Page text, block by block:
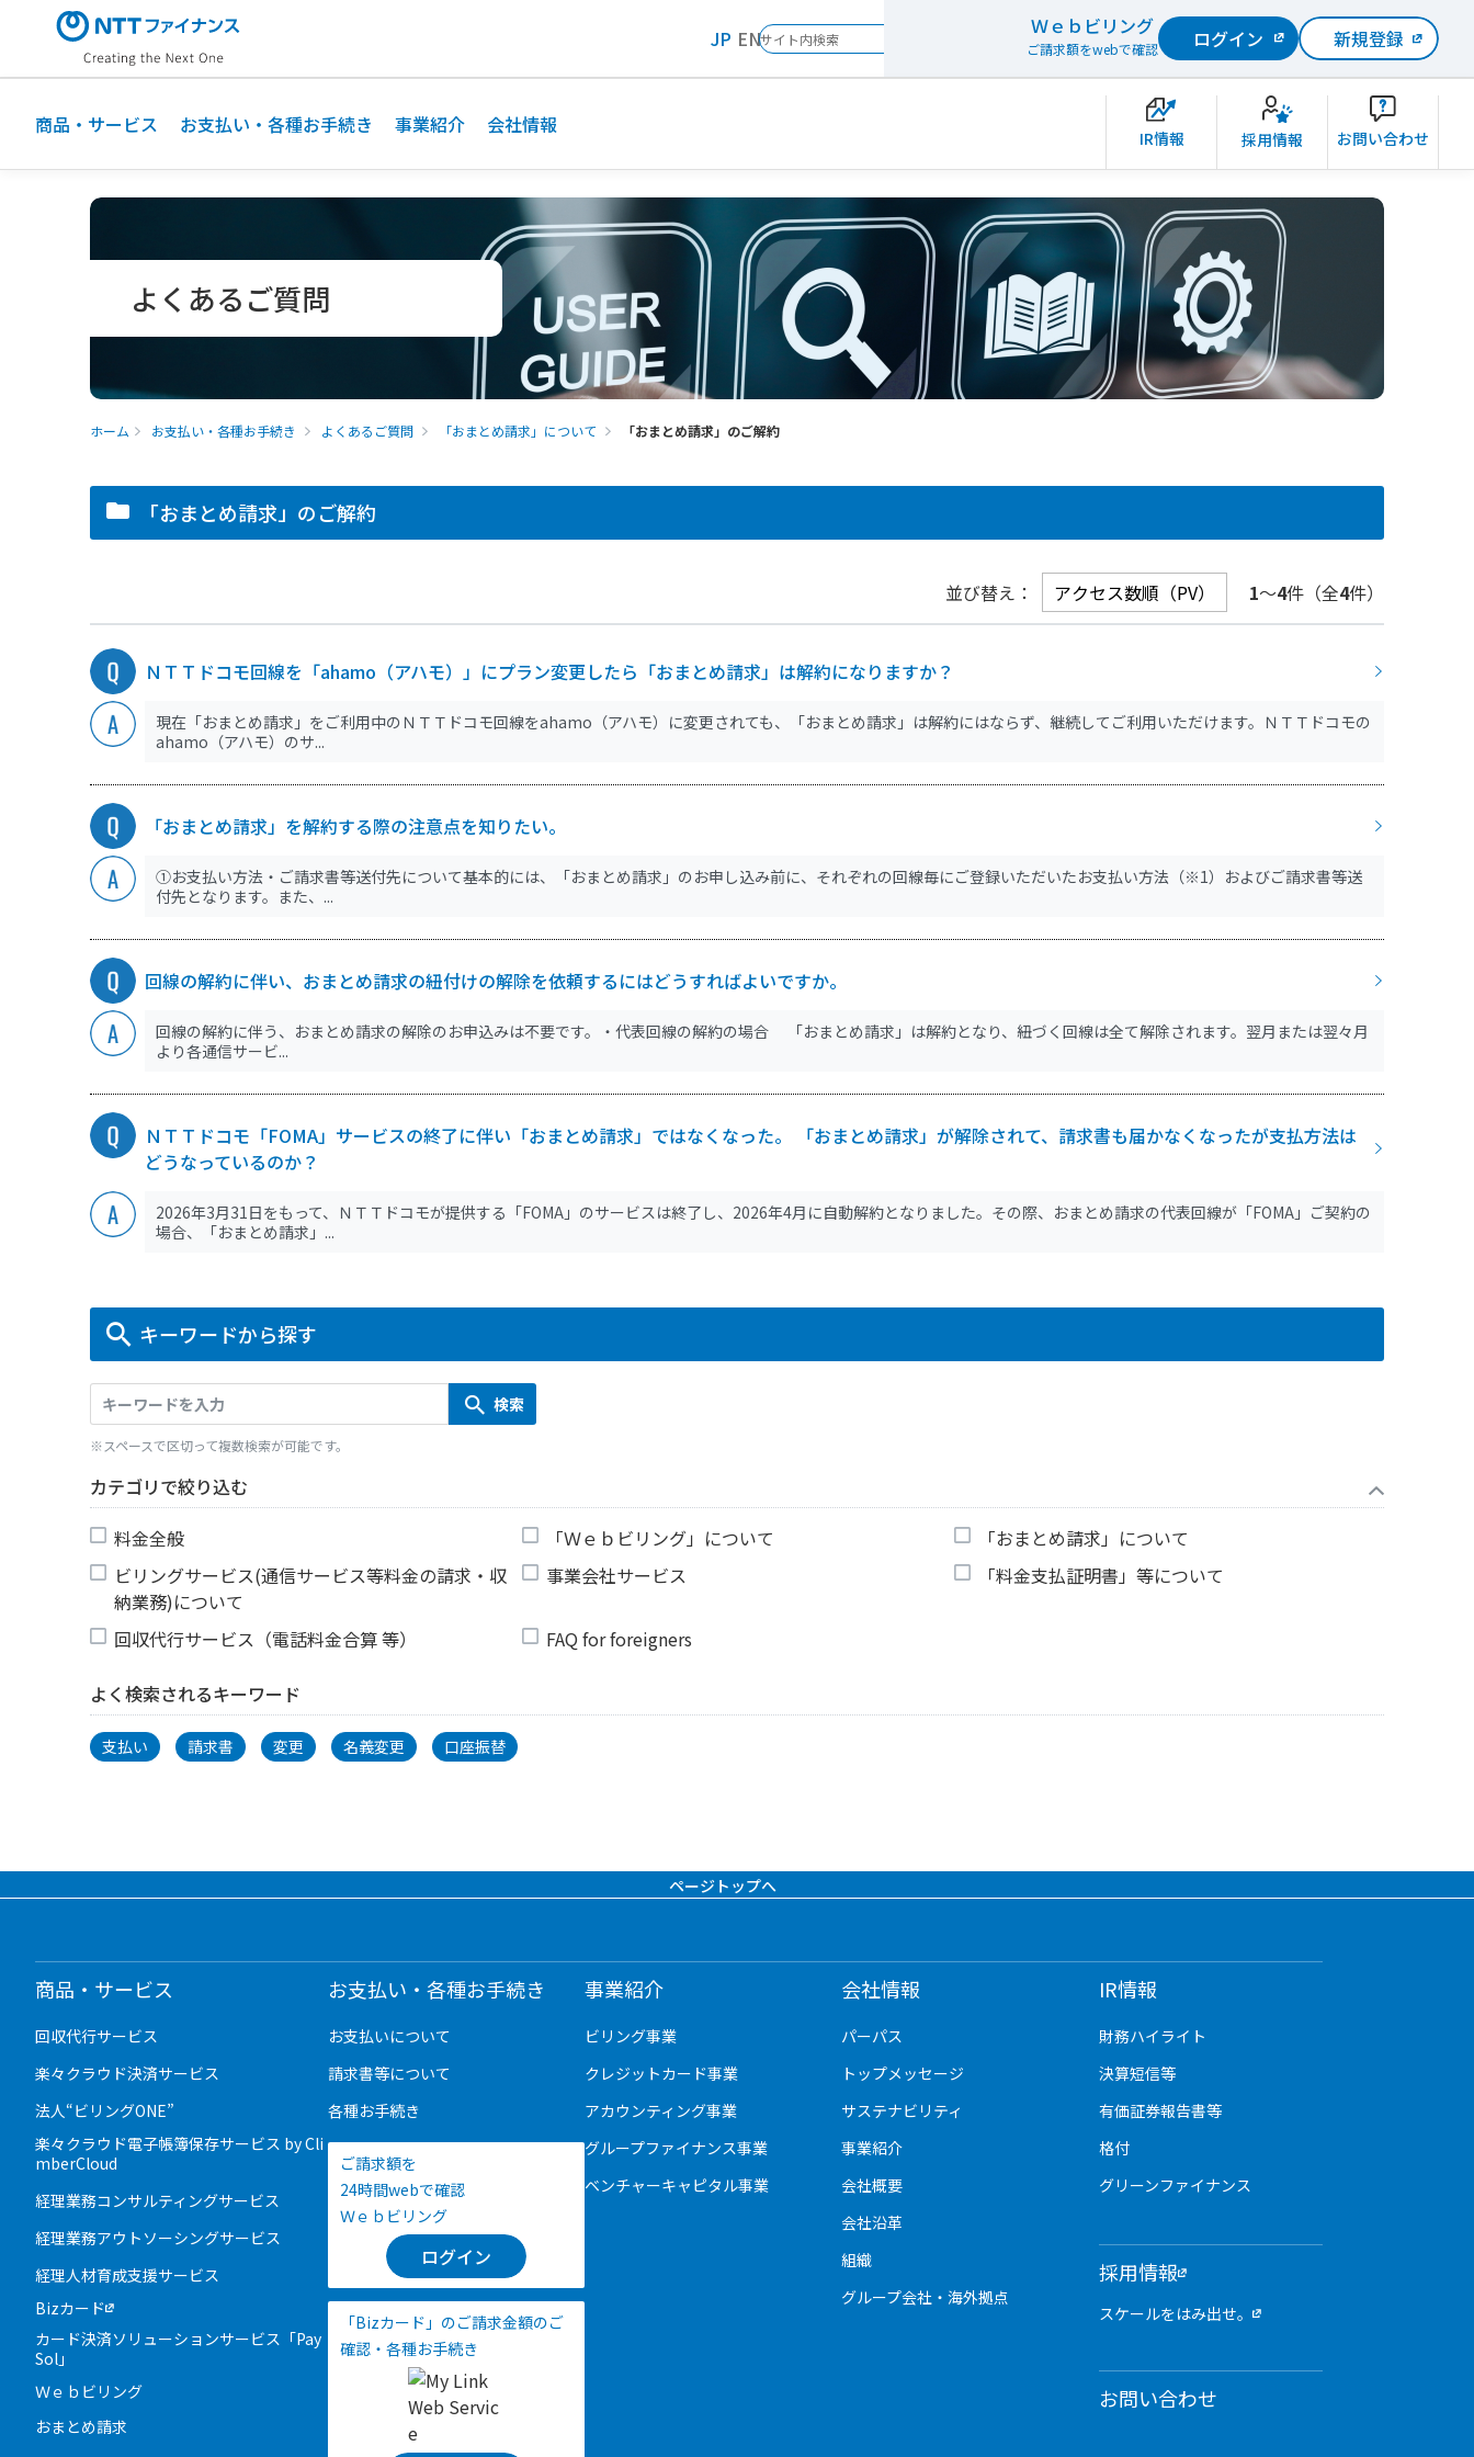
ン
JP EN Ｗｅｂビリング
ご請求額をwebで確認 ログイン 新規登録
商品・サービス お支払い・各種お手続き 事業紹介 会社情報
IR情報 採用情報 お問い合わせ
よくあるご質問
ホーム お支払い・各種お手続き よくあるご質問 「おまとめ請求」について 「おまとめ請求」のご解約
「おまとめ請求」のご解約
並び替え： 1～4件（全4件）
ＮＴＴドコモ回線を「ahamo（アハモ）」にプラン変更したら「おまとめ請求」は解約になりますか？
現在「おまとめ請求」をご利用中のＮＴＴドコモ回線をahamo（アハモ）に変更されても、「おまとめ請求」は解約にはならず、継続してご利用いただけます。ＮＴＴドコモの
ahamo（アハモ）のサ...
「おまとめ請求」を解約する際の注意点を知りたい。
①お支払い方法・ご請求書等送付先について基本的には、「おまとめ請求」のお申し込み前に、それぞれの回線毎にご登録いただいたお支払い方法（※1）およびご請求書等送
付先となります。また、...
回線の解約に伴い、おまとめ請求の紐付けの解除を依頼するにはどうすればよいですか。
回線の解約に伴う、おまとめ請求の解除のお申込みは不要です。・代表回線の解約の場合 「おまとめ請求」は解約となり、紐づく回線は全て解除されます。翌月または翌々月
より各通信サービ...
ＮＴＴドコモ「FOMA」サービスの終了に伴い「おまとめ請求」ではなくなった。 「おまとめ請求」が解除されて、請求書も届かなくなったが支払方法は
どうなっているのか？
2026年3月31日をもって、ＮＴＴドコモが提供する「FOMA」のサービスは終了し、2026年4月に自動解約となりました。その際、おまとめ請求の代表回線が「FOMA」ご契約の
場合、「おまとめ請求」...
キーワードから探す
※スペースで区切って複数検索が可能です。
カテゴリで絞り込む
料金全般
「Ｗｅｂビリング」について
「おまとめ請求」について
ビリングサービス(通信サービス等料金の請求・収
納業務)について
事業会社サービス 「料金支払証明書」等について
回収代行サービス（電話料金合算 等） FAQ for foreigners
よく検索されるキーワード
支払い 請求書 変更 名義変更 口座振替
ページトップへ
商品・サービス
回収代行サービス
楽々クラウド決済サービス
法人“ビリングONE”
楽々クラウド電子帳簿保存サービス by Cli
mberCloud
経理業務コンサルティングサービス
経理業務アウトソーシングサービス
経理人材育成支援サービス
Bizカード
カード決済ソリューションサービス「Pay
Sol」
Ｗｅｂビリング
おまとめ請求
お支払い・各種お手続き
お支払いについて
請求書等について
各種お手続き
ご請求額を
24時間webで確認
Ｗｅｂビリング
ログイン
「Bizカード」のご請求金額のご
確認・各種お手続き
事業紹介
ビリング事業
クレジットカード事業
アカウンティング事業
グループファイナンス事業
ベンチャーキャピタル事業
会社情報
パーパス
トップメッセージ
サステナビリティ
事業紹介
会社概要
会社沿革
組織
グループ会社・海外拠点
IR情報
財務ハイライト
決算短信等
有価証券報告書等
格付
グリーンファイナンス
採用情報
スケールをはみ出せ。
お問い合わせ